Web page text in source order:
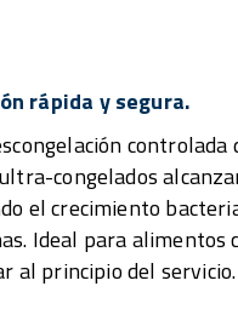
rápida y segura.
congelados
el crecimiento
Ideal para alimentos
al principio del servicio.